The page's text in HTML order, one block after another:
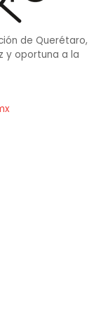
de Querétaro,
y oportuna a la